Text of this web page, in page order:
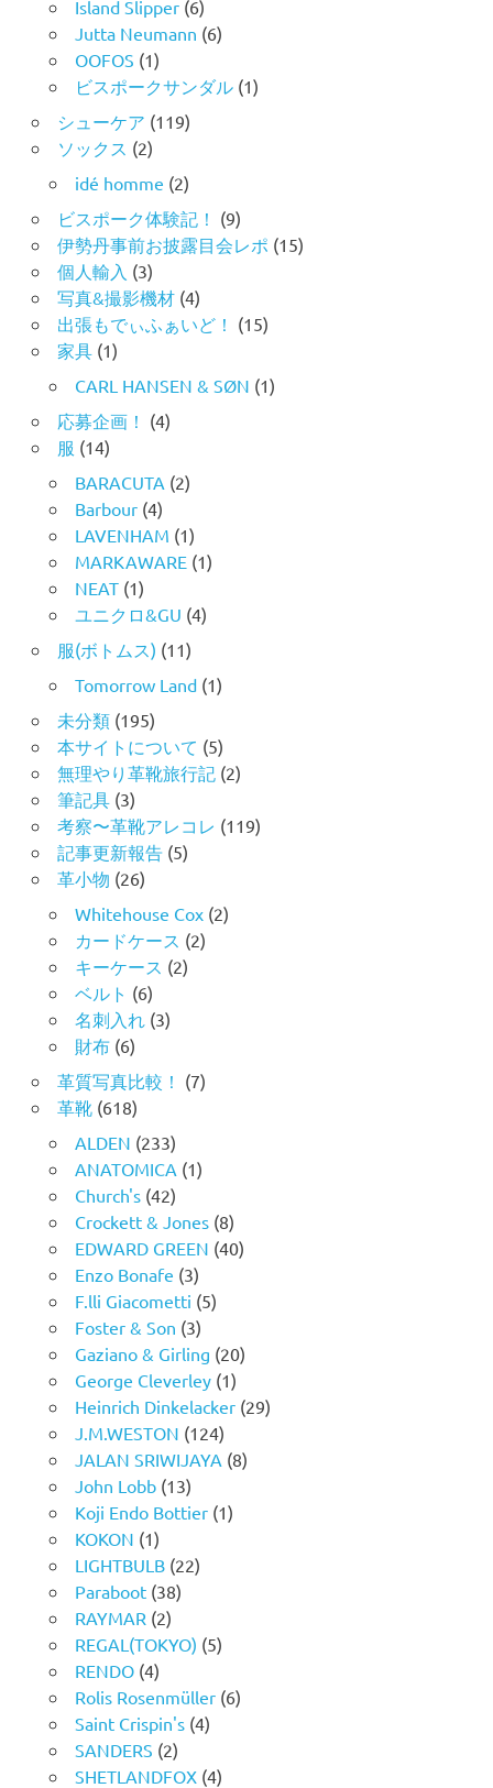
Island Slipper(6)
Jutta Neumann (6)
OOFOS (1)
ビスポークサンダル(1)
シューケア (119)
ソックス (2)
idé homme (2)
ビスポーク体験記！ (9)
伊勢丹事前お披露目会レポ (15)
個人輸入 (3)
写真&撮影機材(4)
出張もでぃふぁいど！ (15)
家具(1)
CARL HANSEN & SØN (1)
応募企画！ (4)
服 (14)
BARACUTA (2)
Barbour(4)
LAVENHAM (1)
MARKAWARE(1)
NEAT(1)
ユニクロ&GU (4)
服(ボトムス) (11)
Tomorrow Land(1)
未分類(195)
本サイトについて (5)
無理やり革靴旅行記 (2)
筆記具(3)
考察〜革靴アレコレ (119)
記事更新報告(5)
革小物 (26)
Whitehouse Cox(2)
カードケース (2)
キーケース (2)
ベルト (6)
名刺入れ (3)
財布(6)
革質写真比較！ (7)
革靴(618)
ALDEN (233)
ANATOMICA (1)
Church's(42)
Crockett & Jones(8)
EDWARD GREEN (40)
Enzo Bonafe (3)
F.lli Giacometti (5)
Foster & Son (3)
Gaziano & Girling (20)
George Cleverley(1)
Heinrich Dinkelacker(29)
J.M.WESTON (124)
JALAN SRIWIJAYA (8)
John Lobb(13)
Koji Endo Bottier(1)
KOKON (1)
LIGHTBULB(22)
Paraboot(38)
RAYMAR (2)
REGAL(TOKYO) (5)
RENDO(4)
Rolis Rosenmüller(6)
Saint Crispin's(4)
SANDERS (2)
SHETLANDFOX(4)